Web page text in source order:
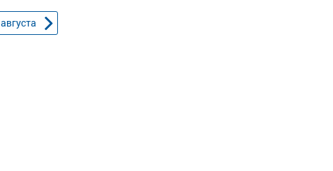
августа